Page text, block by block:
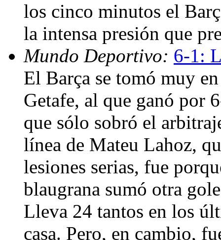
los cinco minutos el
la intensa presión que
Mundo Deportivo: 6-1:
El Barça se tomó muy
Getafe, al que ganó por
que sólo sobró el
línea de Mateu Lahoz,
lesiones serias, fue
blaugrana sumó otra
Lleva 24 tantos en los
casa. Pero, en cambio,